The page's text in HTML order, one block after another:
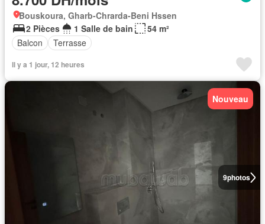
Bouskoura, Gharb-Chrarda-Beni Hssen
2 Pièces
1 Salle de bain
54 m²
Balcon
Terrasse
Il y a 1 jour, 12 heures
9photos
Nouveau